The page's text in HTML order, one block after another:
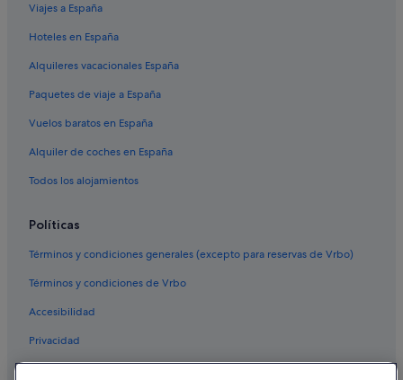
Campings de caravanas en Andalucía
Hoteles con todo incluido en Sevilla
Sevilla hoteles
Pensiones en Estación de Sevilla-Santa Justa
Hoteles baratos en Sevilla
Hoteles románticos en Sevilla
Hoteles en la playa en Provincia de Sevilla
Andalucía hoteles
Centro histórico hoteles
Casas en árboles en Sevilla
Pensiones en Sevilla
Hoteles que aceptan mascotas en Andalucía
Viajes a España
Hoteles en España
Alquileres vacacionales España
Paquetes de viaje a España
Vuelos baratos en España
Alquiler de coches en España
Todos los alojamientos
Políticas
Términos y condiciones generales (excepto para reservas de Vrbo)
Términos y condiciones de Vrbo
Accesibilidad
Privacidad